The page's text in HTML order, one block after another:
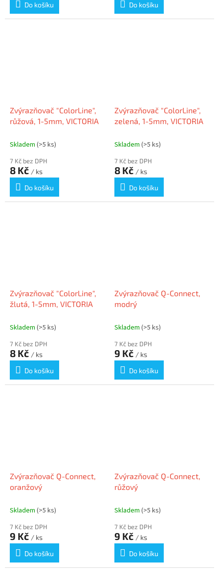
Do košíku
Do košíku
Zvýrazňovač "ColorLine",
růžová, 1-5mm, VICTORIA
Skladem (>5 ks)
7 Kč bez DPH
8 Kč / ks
Do košíku
Zvýrazňovač "ColorLine",
zelená, 1-5mm, VICTORIA
Skladem (>5 ks)
7 Kč bez DPH
8 Kč / ks
Do košíku
Zvýrazňovač "ColorLine",
žlutá, 1-5mm, VICTORIA
Skladem (>5 ks)
7 Kč bez DPH
8 Kč / ks
Do košíku
Zvýrazňovač Q-Connect,
modrý
Skladem (>5 ks)
7 Kč bez DPH
9 Kč / ks
Do košíku
Zvýrazňovač Q-Connect,
oranžový
Skladem (>5 ks)
7 Kč bez DPH
9 Kč / ks
Do košíku
Zvýrazňovač Q-Connect,
růžový
Skladem (>5 ks)
7 Kč bez DPH
9 Kč / ks
Do košíku